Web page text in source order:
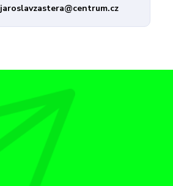
jaroslavzastera@centrum.cz